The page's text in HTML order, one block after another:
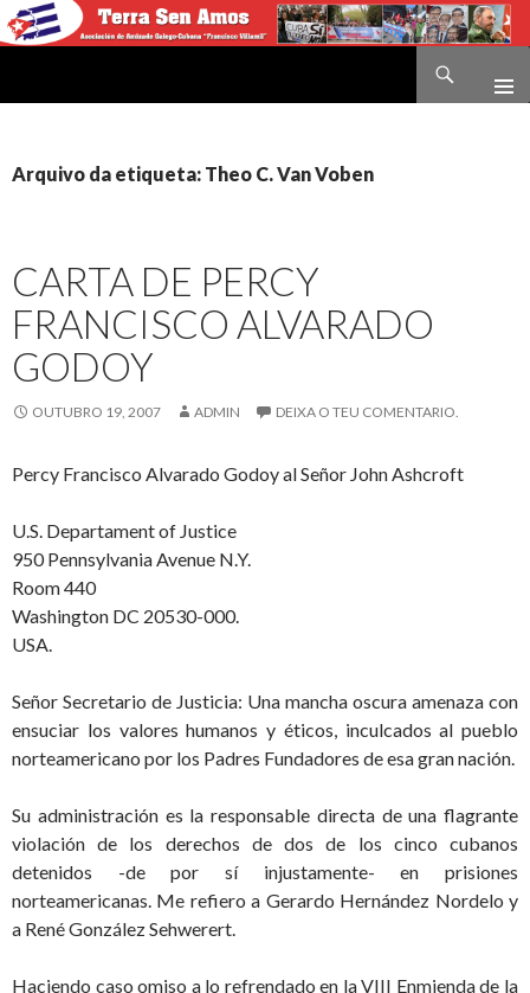
Arquivo da etiqueta: Theo C. Van Voben
CARTA DE PERCY
FRANCISCO ALVARADO
GODOY
OUTUBRO 19, 2007 ADMIN DEIXA O TEU COMENTARIO.
Percy Francisco Alvarado Godoy al Señor John Ashcroft
U.S. Departament of Justice
950 Pennsylvania Avenue N.Y.
Room 440
Washington DC 20530-000.
USA.
Señor Secretario de Justicia: Una mancha oscura amenaza con
ensuciar los valores humanos y éticos, inculcados al pueblo
norteamericano por los Padres Fundadores de esa gran nación.
Su administración es la responsable directa de una flagrante
violación de los derechos de dos de los cinco cubanos
detenidos -de por sí injustamente- en prisiones
norteamericanas. Me refiero a Gerardo Hernández Nordelo y
a René González Sehwerert.
Haciendo caso omiso a lo refrendado en la VIII Enmienda de la